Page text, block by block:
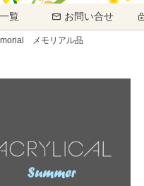
覧 お問い合せ
メモリアル品